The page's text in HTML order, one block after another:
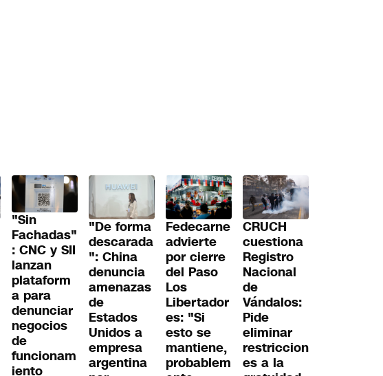
"Sin
Fachadas"
: CNC y SII
lanzan
plataform
a para
denunciar
negocios
de
funcionam
iento
"De forma
descarada
": China
denuncia
amenazas
de
Estados
Unidos a
empresa
argentina
Fedecarne
advierte
por cierre
del Paso
Los
Libertador
es: "Si
esto se
mantiene,
probablem
CRUCH
cuestiona
Registro
Nacional
de
Vándalos:
Pide
eliminar
restriccion
es a la